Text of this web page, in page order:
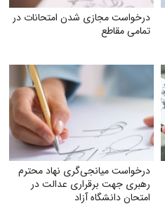
درخواست مجازی شدن امتحانات در
تمامی مقاطع
درخواست میانجی‌گری نهاد محترم
رهبری جهت برقراری عدالت در
امتحان دانشگاه آزاد